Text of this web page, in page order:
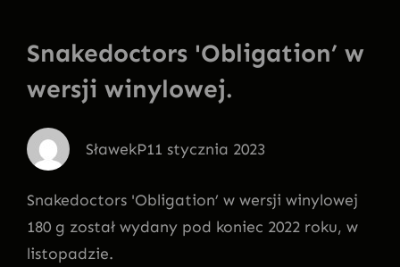
Snakedoctors 'Obligation’ w
wersji winylowej.
SławekP11 stycznia 2023
Snakedoctors 'Obligation’ w wersji winylowej
180 g został wydany pod koniec 2022 roku, w
listopadzie.